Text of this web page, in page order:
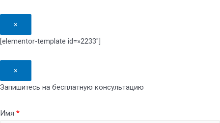
×
[elementor-template id=»2233″]
×
Запишитесь на бесплатную консультацию
Имя *